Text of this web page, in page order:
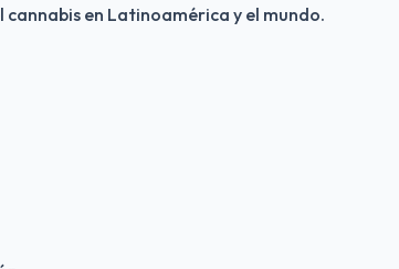
en Latinoamérica y el mundo.